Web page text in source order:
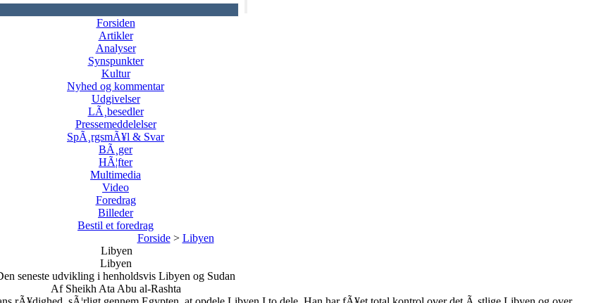
Forsiden
Artikler
Analyser
Synspunkter
Kultur
Nyhed og kommentar
Udgivelser
LÃ¸besedler
Pressemeddelelser
SpÃ¸rgsmÃ¥l & Svar
BÃ¸ger
HÃ¦fter
Multimedia
Video
Foredrag
Billeder
Bestil et foredrag
Forside> Libyen
Libyen
Libyen
seneste udvikling i henholdsvis Libyen og Sudan
Af Sheikh Ata Abu al-Rashta